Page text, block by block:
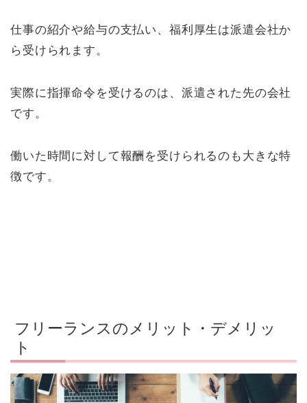
仕事の紹介や給与の支払い、福利厚生は派遣会社か
ら受けられます。
実際に指揮命令を受けるのは、派遣された先の会社
です。
働いた時間に対して報酬を受けられるのも大きな特
徴です。
フリーランスのメリット・デメリッ
ト